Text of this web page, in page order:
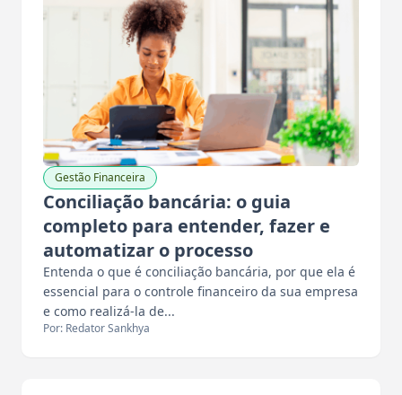
Gestão Financeira
Conciliação bancária: o guia
completo para entender, fazer e
automatizar o processo
Entenda o que é conciliação bancária, por que ela é
essencial para o controle financeiro da sua empresa
e como realizá-la de...
Por: Redator Sankhya